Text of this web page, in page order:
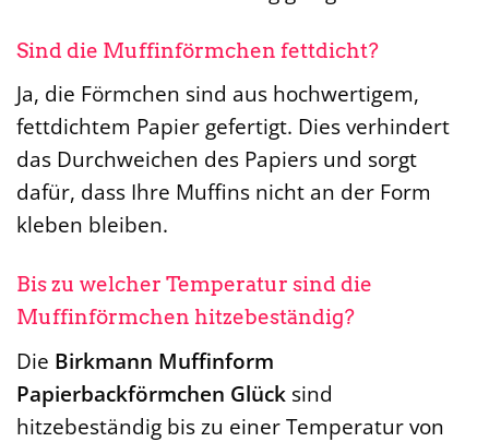
Sind die Muffinförmchen fettdicht?
Ja, die Förmchen sind aus hochwertigem,
fettdichtem Papier gefertigt. Dies verhindert
das Durchweichen des Papiers und sorgt
dafür, dass Ihre Muffins nicht an der Form
kleben bleiben.
Bis zu welcher Temperatur sind die
Muffinförmchen hitzebeständig?
Die Birkmann Muffinform
Papierbackförmchen Glück sind
hitzebeständig bis zu einer Temperatur von